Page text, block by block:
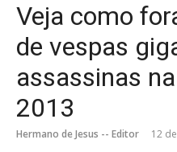
Veja como
de vespas
assassinas
2013
Hermano de Jesus -- Editor 12